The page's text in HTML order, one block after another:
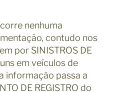
nenhuma
contudo nos
por SINISTROS DE
em veículos de
informação passa a
DE REGISTRO do